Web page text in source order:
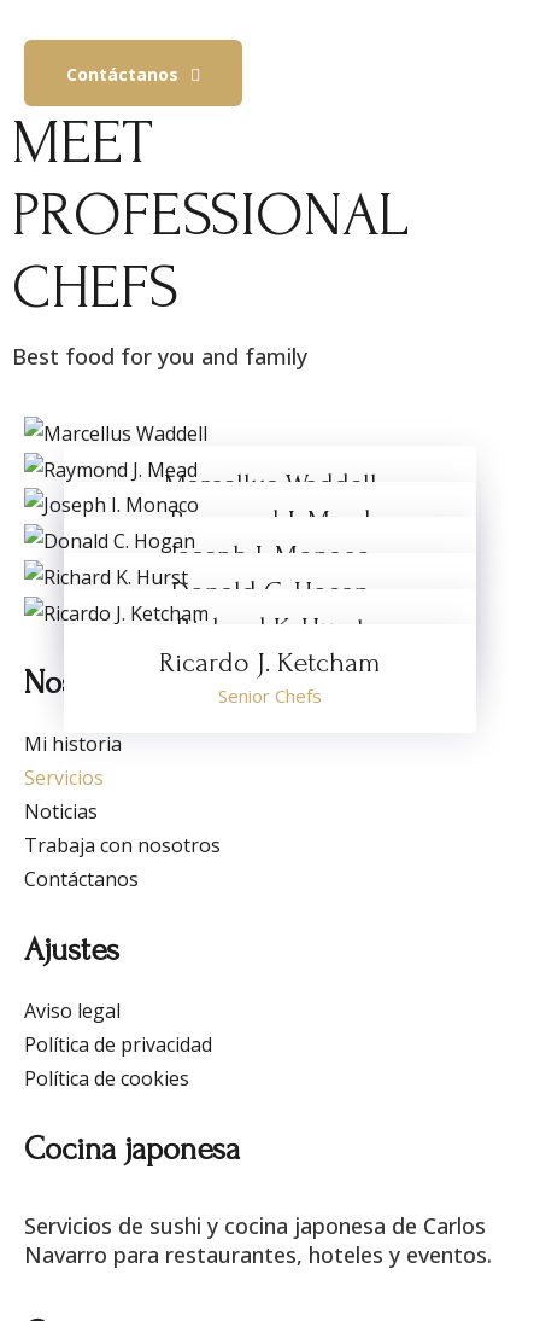
Contáctanos
MEET
PROFESSIONAL
CHEFS
Best food for you and family
Marcellus Waddell
Senior Chefs
Raymond J. Mead
Senior Chefs
Joseph I. Monaco
Seinor Chefs
Donald C. Hogan
Senior Chefs
Richard K. Hurst
Senior Chefs
Ricardo J. Ketcham
Senior Chefs
Nosotros
Mi historia
Servicios
Noticias
Trabaja con nosotros
Contáctanos
Ajustes
Aviso legal
Política de privacidad
Política de cookies
Cocina japonesa
Servicios de sushi y cocina japonesa de Carlos
Navarro para restaurantes, hoteles y eventos.